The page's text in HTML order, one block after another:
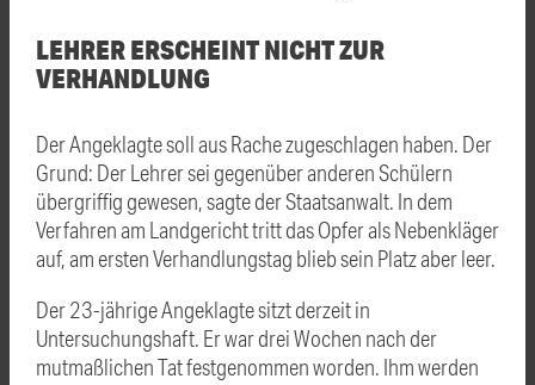
LEHRER ERSCHEINT NICHT ZUR
VERHANDLUNG
Der Angeklagte soll aus Rache zugeschlagen haben. Der
Grund: Der Lehrer sei gegenüber anderen Schülern
übergriffig gewesen, sagte der Staatsanwalt. In dem
Verfahren am Landgericht tritt das Opfer als Nebenkläger
auf, am ersten Verhandlungstag blieb sein Platz aber leer.
Der 23-jährige Angeklagte sitzt derzeit in
Untersuchungshaft. Er war drei Wochen nach der
mutmaßlichen Tat festgenommen worden. Ihm werden